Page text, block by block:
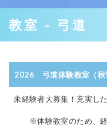
教室 - 弓道
2026 弓道体験教室 （秋
未経験者大募集！充実し
※体験教室のため、